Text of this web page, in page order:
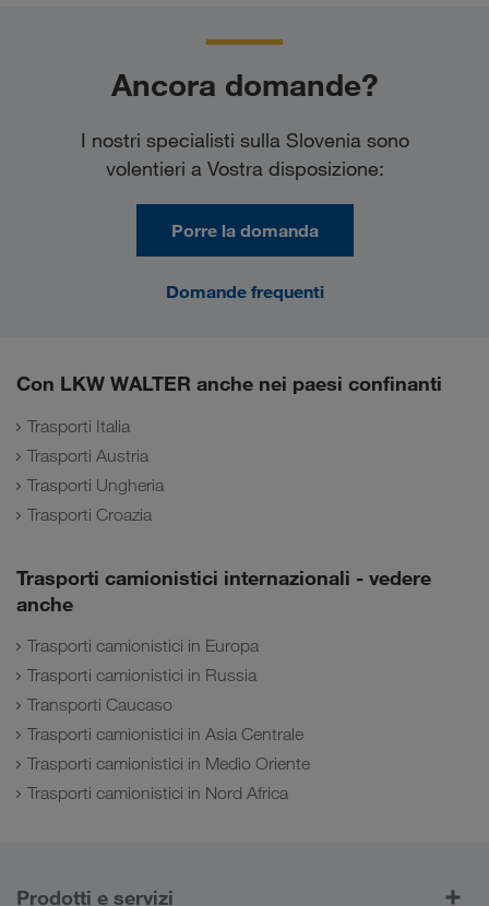
Ancora domande?
I nostri specialisti sulla Slovenia sono
volentieri a Vostra disposizione:
Porre la domanda
Domande frequenti
Con LKW WALTER anche nei paesi confinanti
Trasporti Italia
Trasporti Austria
Trasporti Ungheria
Trasporti Croazia
Trasporti camionistici internazionali - vedere
anche
Trasporti camionistici in Europa
Trasporti camionistici in Russia
Transporti Caucaso
Trasporti camionistici in Asia Centrale
Trasporti camionistici in Medio Oriente
Trasporti camionistici in Nord Africa
Prodotti e servizi